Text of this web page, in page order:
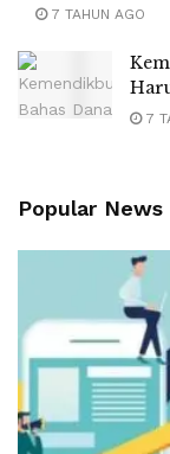
7 TAHUN AGO
7
Popular News